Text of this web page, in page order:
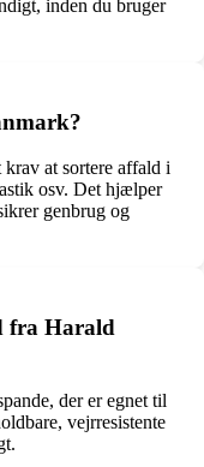
inden du bruger
krav at sortere affald i
osv. Det hjælper
genbrug og
fra Harald
der er egnet til
vejrresistente